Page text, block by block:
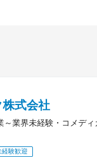
株式会社
～業界未経験・コメデ
経験歓迎